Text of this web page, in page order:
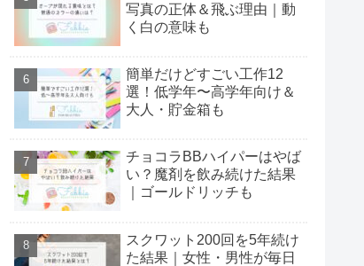
写真の正体＆飛ぶ理由｜動
く白の意味も
簡単だけどすごい工作12
選！低学年〜高学年向け＆
大人・貯金箱も
チョコラBBハイパーはやば
い？魔剤を飲み続けた結果
｜ゴールドリッチも
スクワット200回を5年続け
た結果｜女性・男性が毎日